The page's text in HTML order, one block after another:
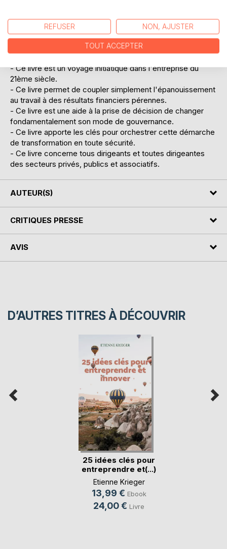
leur prouver que c'est possible et à les rassurer sur le
chemin à emprunter pour y parvenir.
- Ce livre est un voyage initiatique dans l'entreprise du
21ème siècle.
- Ce livre permet de coupler simplement l'épanouissement
au travail à des résultats financiers pérennes.
- Ce livre est une aide à la prise de décision de changer
fondamentalement son mode de gouvernance.
- Ce livre apporte les clés pour orchestrer cette démarche
de transformation en toute sécurité.
- Ce livre concerne tous dirigeants et toutes dirigeantes
des secteurs privés, publics et associatifs.
AUTEUR(S)
CRITIQUES PRESSE
AVIS
D’AUTRES TITRES À DÉCOUVRIR
25 idées clés pour
entreprendre et(...)
Etienne Krieger
13,99 € Ebook
24,00 € Livre
REFUSER NON, AJUSTER
TOUT ACCEPTER